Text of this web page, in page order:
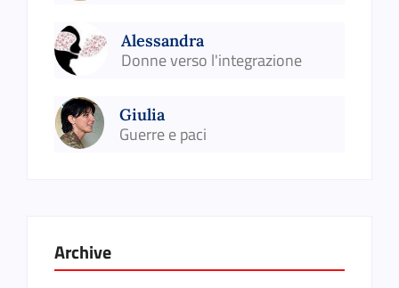
Alessandra
Donne verso l'integrazione
Giulia
Guerre e paci
Archive